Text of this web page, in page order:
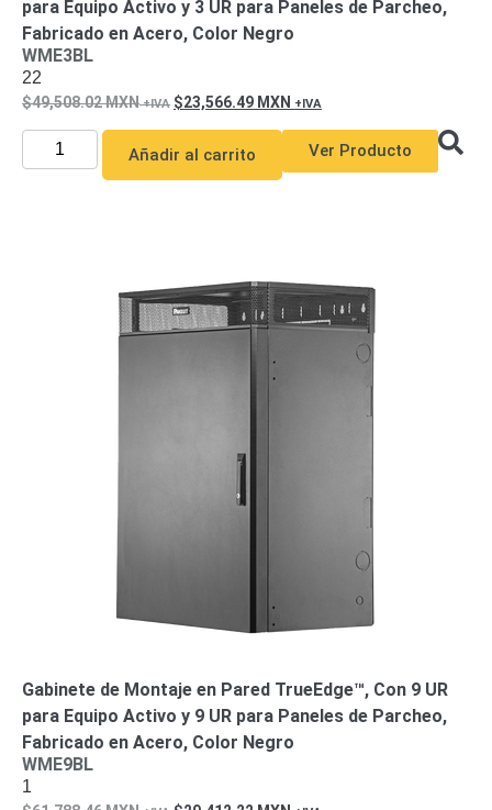
para Equipo Activo y 3 UR para Paneles de Parcheo,
Fabricado en Acero, Color Negro
WME3BL
22
49,508.02MXN 23,566.49 MXN
Añadir al carrito Ver Producto
Gabinete de Montaje en Pared TrueEdge™, Con 9 UR
para Equipo Activo y 9 UR para Paneles de Parcheo,
Fabricado en Acero, Color Negro
WME9BL
1